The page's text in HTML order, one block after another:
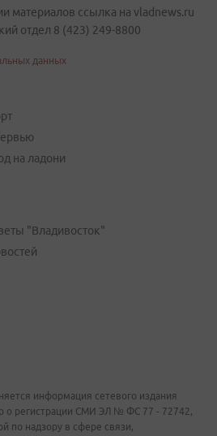
материалов ссылка на vladnews.ru
отдел 8 (423) 249-8800
данных
на ладони
"Владивосток"
информация сетевого издания
о регистрации СМИ ЭЛ № ФС 77 - 72742,
по надзору в сфере связи,